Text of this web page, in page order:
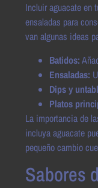
Incluir aguacate en
ensaladas para
van algunas ideas
Batidos:
Ensaladas:
Dips y
Platos
La importancia de
incluya aguacate
pequeño cambio
Sabores